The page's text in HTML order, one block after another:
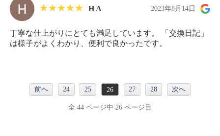
H A 2023年8月14日
丁寧な仕上がりにとても満足しています。 「交換日記」
は様子がよくわかり、便利で良かったです。
前へ 24 25 26 27 28 次へ
全 44 ページ中 26 ページ目